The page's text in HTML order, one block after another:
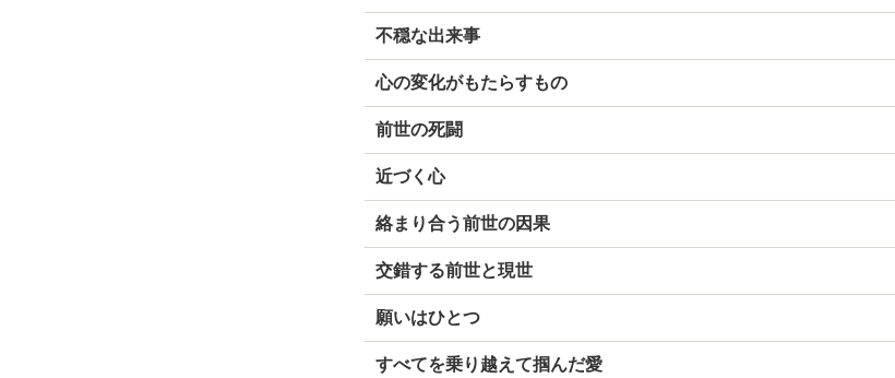
不穏な出来事
心の変化がもたらすもの
前世の死闘
近づく心
絡まり合う前世の因果
交錯する前世と現世
願いはひとつ
すべてを乗り越えて掴んだ愛